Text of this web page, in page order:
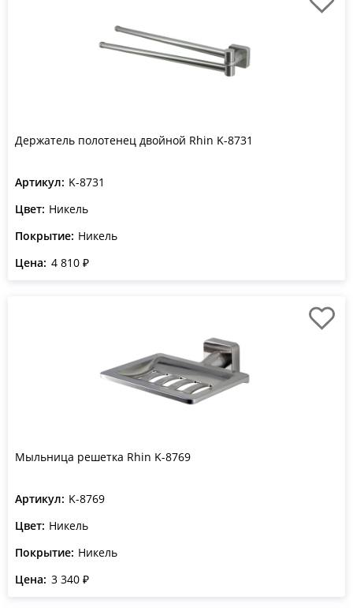
Держатель полотенец двойной Rhin K-8731
Артикул: K-8731
Цвет: Никель
Покрытие: Никель
Цена: 4 810 ₽
Мыльница решетка Rhin K-8769
Артикул: K-8769
Цвет: Никель
Покрытие: Никель
Цена: 3 340 ₽